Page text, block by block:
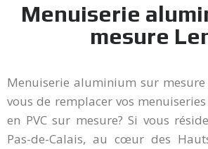
Menuiserie
mesure
Menuiserie aluminium sur mesure
vous de remplacer vos
en PVC sur mesure? Si vous
Pas-de-Calais, au cœur des